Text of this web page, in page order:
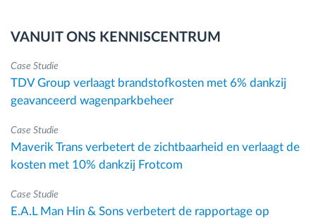
VANUIT ONS KENNISCENTRUM
Case Studie
TDV Group verlaagt brandstofkosten met 6% dankzij
geavanceerd wagenparkbeheer
Case Studie
Maverik Trans verbetert de zichtbaarheid en verlaagt de
kosten met 10% dankzij Frotcom
Case Studie
E.A.L Man Hin & Sons verbetert de rapportage op